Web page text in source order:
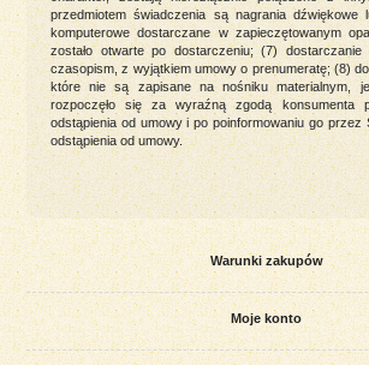
przedmiotem świadczenia są nagrania dźwiękowe
komputerowe dostarczane w zapieczętowanym
zostało otwarte po dostarczeniu; (7) dostarczanie
czasopism, z wyjątkiem umowy o prenumeratę; (8)
które nie są zapisane na nośniku materialnym,
rozpoczęło się za wyraźną zgodą konsumenta
odstąpienia od umowy i po poinformowaniu go
odstąpienia od umowy.
Warunki zakupów
Moje konto